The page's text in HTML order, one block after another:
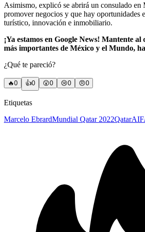
Asimismo, explicó se abrirá un consulado en
promover negocios y que hay oportunidades
turístico, innovación e inmobiliario.
¡Ya estamos en Google News! Mantente al
más importantes de México y el Mundo,
¿Qué te pareció?
🔥0 👍0 😲0 😢0 😠0
Etiquetas
Marcelo EbrardMundial Qatar 2022Qatar